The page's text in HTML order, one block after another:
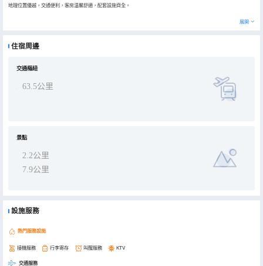
地理位置優越，交通便利，客房温馨舒適，配套設施齊全。
展開
住宿周邊
交通樞紐
63.5公里
景點
2.2公里
7.9公里
設施服務
熱門服務設施
接機服務 行李寄存 叫醒服務 KTV
交通服務